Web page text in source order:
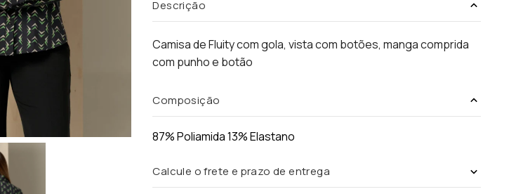
Descrição
Camisa de Fluity com gola, vista com botões, manga comprida
com punho e botão
Composição
87% Poliamida 13% Elastano
Calcule o frete e prazo de entrega